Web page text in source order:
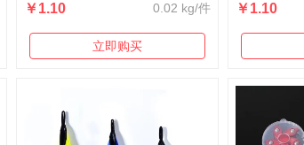
￥1.10 0.02 kg/件
立即购买
￥1.10